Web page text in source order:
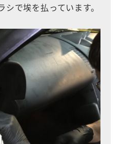
で埃を払っています。